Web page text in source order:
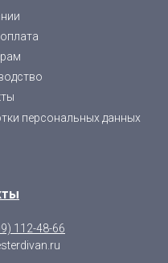
персональных данных
112-48-66